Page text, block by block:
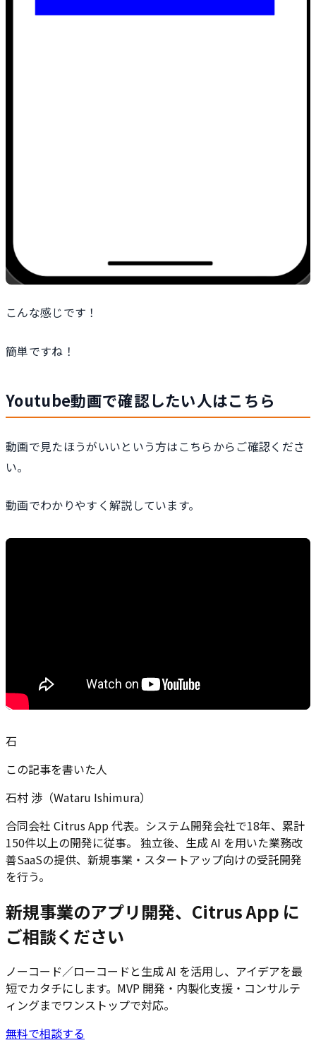
こんな感じです！
簡単ですね！
Youtube動画で確認したい人はこちら
動画で見たほうがいいという方はこちらからご確認くださ
い。
動画でわかりやすく解説しています。
石
この記事を書いた人
石村 渉（Wataru Ishimura）
合同会社 Citrus App 代表。システム開発会社で18年、累計
150件以上の開発に従事。 独立後、生成 AI を用いた業務改
善SaaSの提供、新規事業・スタートアップ向けの受託開発
を行う。
新規事業のアプリ開発、Citrus App に
ご相談ください
ノーコード／ローコードと生成 AI を活用し、アイデアを最
短でカタチにします。MVP 開発・内製化支援・コンサルテ
ィングまでワンストップで対応。
無料で相談する